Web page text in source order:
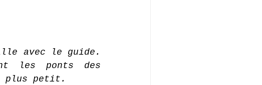
avec le guide.
les ponts des
plus petit.